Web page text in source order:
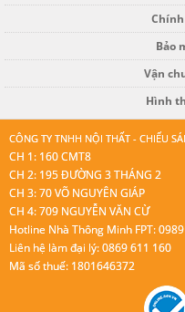
Bảo
Vận
Hình
CÔNG TY TNHH NỘI THẤT - CHIẾU
CH 1: 160 CMT8
CH 2: 195 ĐƯỜNG 3 THÁNG 2
CH 3: 70 VÕ NGUYÊN GIÁP
CH 4: 709 NGUYỄN VĂN CỪ
Hotline Nhà Thông Minh FPT:
Liên hệ làm đại lý: 0869 611 160
Mã số thuế: 1801646372